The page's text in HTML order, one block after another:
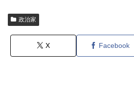
政治家
X Facebook